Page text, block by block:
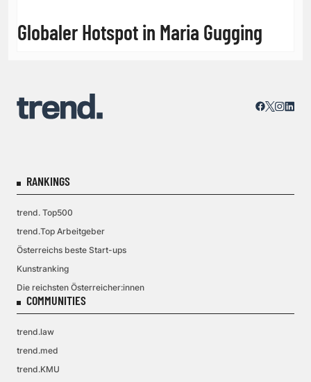
Globaler Hotspot in Maria Gugging
RANKINGS
trend. Top500
trend.Top Arbeitgeber
Österreichs beste Start-ups
Kunstranking
Die reichsten Österreicher:innen
COMMUNITIES
trend.law
trend.med
trend.KMU